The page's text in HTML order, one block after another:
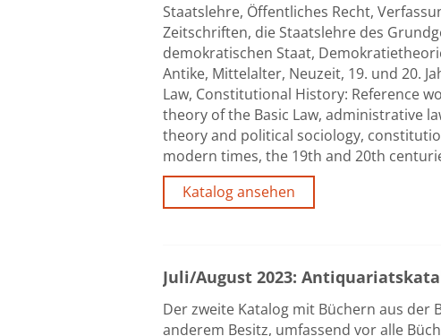
Staatslehre, Öffentliches Recht,
Zeitschriften, die Staatslehre des
demokratischen Staat,
Antike, Mittelalter, Neuzeit, 19. und 20.
Law, Constitutional History: Reference
theory of the Basic Law, administrative
theory and political sociology,
modern times, the 19th and 20th
Katalog ansehen
Juli/August 2023:
Der zweite Katalog mit Büchern aus der
anderem Besitz, umfassend vor alle